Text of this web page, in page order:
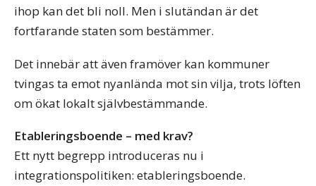
ihop kan det bli noll. Men i slutändan är det
fortfarande staten som bestämmer.
Det innebär att även framöver kan kommuner
tvingas ta emot nyanlända mot sin vilja, trots löften
om ökat lokalt självbestämmande.
Etableringsboende – med krav?
Ett nytt begrepp introduceras nu i
integrationspolitiken: etableringsboende.